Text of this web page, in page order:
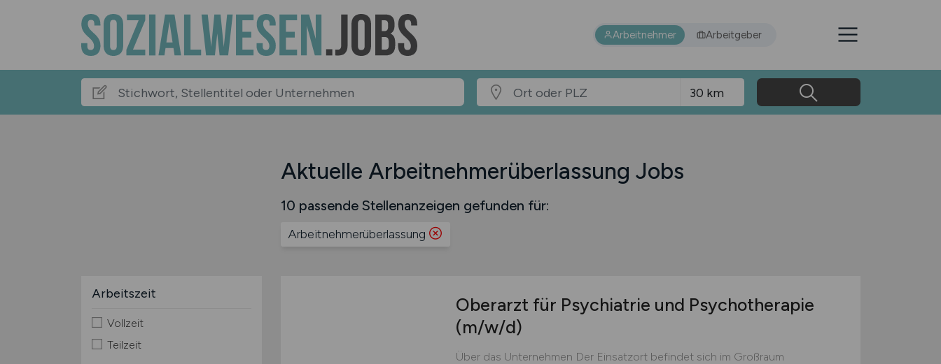
Arbeitnehmer Arbeitgeber
Aktuelle Arbeitnehmerüberlassung Jobs
10 passende Stellenanzeigen gefunden für:
Arbeitnehmerüberlassung
Arbeitszeit
Vollzeit
Teilzeit
Oberarzt für Psychiatrie und Psychotherapie
(m/w/d)
Über das Unternehmen Der Einsatzort befindet sich im Großraum